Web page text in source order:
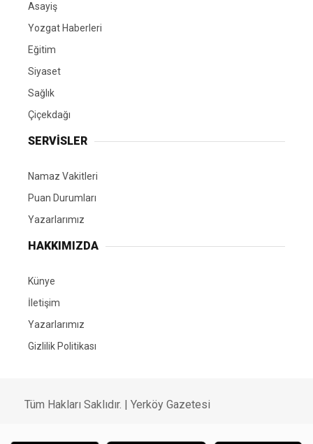
Asayiş
Yozgat Haberleri
Eğitim
Siyaset
Sağlık
Çiçekdağı
SERVİSLER
Namaz Vakitleri
Puan Durumları
Yazarlarımız
HAKKIMIZDA
Künye
İletişim
Yazarlarımız
Gizlilik Politikası
Tüm Hakları Saklıdır. | Yerköy Gazetesi